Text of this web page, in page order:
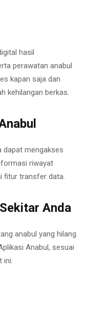
hasil
perawatan anabul
kapan saja dan
kehilangan berkas.
dapat mengakses
riwayat
fitur transfer data.
Anda
anabul yang hilang
Anabul, sesuai
ini.